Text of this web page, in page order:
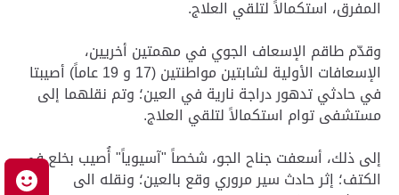
المفرق، استكمالاً لتلقي العلاج.
وقدّم طاقم الإسعاف الجوي في مهمتين أخريين،
الإسعافات الأولية لشابتين مواطنتين (17 و 19 عاماً) أصيبتا
في حادثي تدهور دراجة نارية في العين؛ وتم نقلهما إلى
مستشفى توام استكمالاً لتلقي العلاج.
إلى ذلك، أسعفت جناح الجو، شخصاً "آسيوياً" أُصيب بخلع في
الكتف؛ إثر حادث سير مروري وقع بالعين؛ ونقله الى